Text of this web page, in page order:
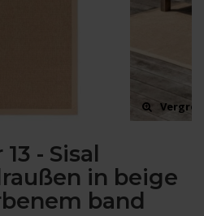
- Sisal
in beige
band